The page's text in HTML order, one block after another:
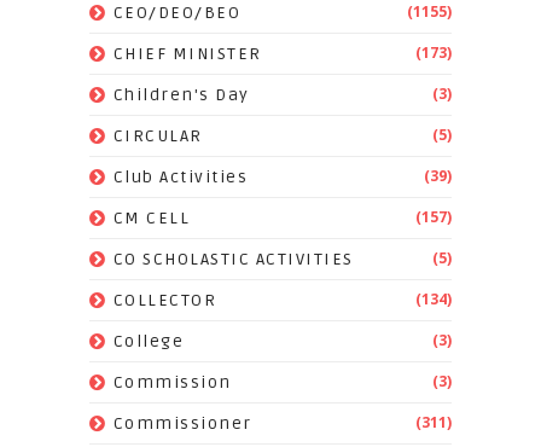
CEO/DEO/BEO (1155)
CHIEF MINISTER (173)
Children's Day (3)
CIRCULAR (5)
Club Activities (39)
CM CELL (157)
CO SCHOLASTIC ACTIVITIES (5)
COLLECTOR (134)
College (3)
Commission (3)
Commissioner (311)